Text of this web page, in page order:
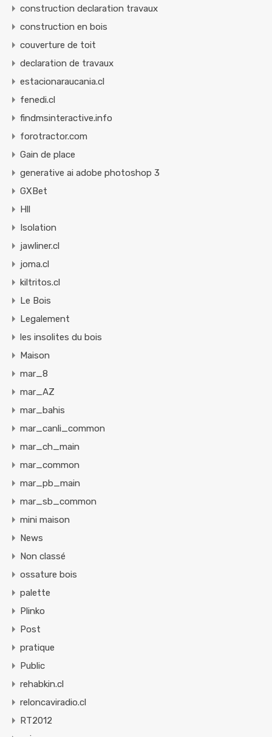
construction declaration travaux
construction en bois
couverture de toit
declaration de travaux
estacionaraucania.cl
fenedi.cl
findmsinteractive.info
forotractor.com
Gain de place
generative ai adobe photoshop 3
GXBet
Hll
Isolation
jawliner.cl
joma.cl
kiltritos.cl
Le Bois
Legalement
les insolites du bois
Maison
mar_8
mar_AZ
mar_bahis
mar_canli_common
mar_ch_main
mar_common
mar_pb_main
mar_sb_common
mini maison
News
Non classé
ossature bois
palette
Plinko
Post
pratique
Public
rehabkin.cl
reloncaviradio.cl
RT2012